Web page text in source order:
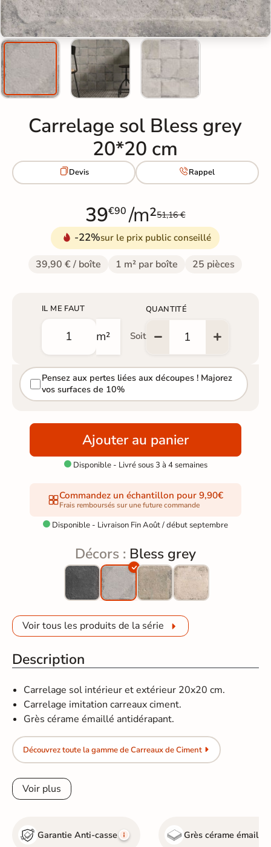
Carrelage sol Bless grey
20*20 cm
Devis Rappel
39€90 /m²51,16 €
-22%sur le prix public conseillé
39,90 € / boîte 1 m² par boîte 25 pièces
IL ME FAUT
m² Soit
QUANTITÉ
Pensez aux pertes liées aux découpes ! Majorez
vos surfaces de 10%
Ajouter au panier
Disponible - Livré sous 3 à 4 semaines
Commandez un échantillon pour 9,90€
Frais remboursés sur une future commande
 Disponible - Livraison Fin Août / début septembre
Décors : Bless grey
Voir tous les produits de la série
Description
Carrelage sol intérieur et extérieur 20x20 cm.
Carrelage imitation carreaux ciment.
Grès cérame émaillé antidérapant.
Découvrez toute la gamme de Carreaux de Ciment
Voir plus
Garantie Anti-casse Grès cérame émaillé